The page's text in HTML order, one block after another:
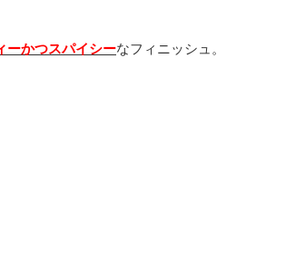
ーかつスパイシーなフィニッシュ。